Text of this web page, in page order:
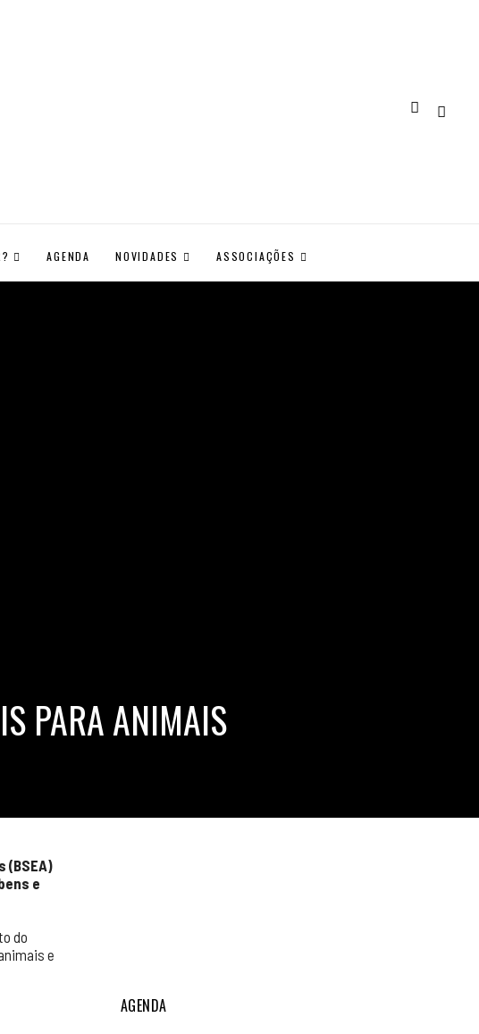
AGENDA NOVIDADES ASSOCIAÇÕES
PARA ANIMAIS
(BSEA)
e
do
e
AGENDA